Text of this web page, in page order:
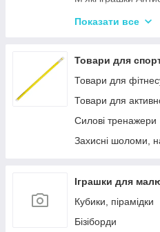
Іграшки для
Показати все
Товари для
Товари для
Товари для
Силові тренажери
Захисні шоломи,
Іграшки для
Кубики, пірамідки
Бізіборди